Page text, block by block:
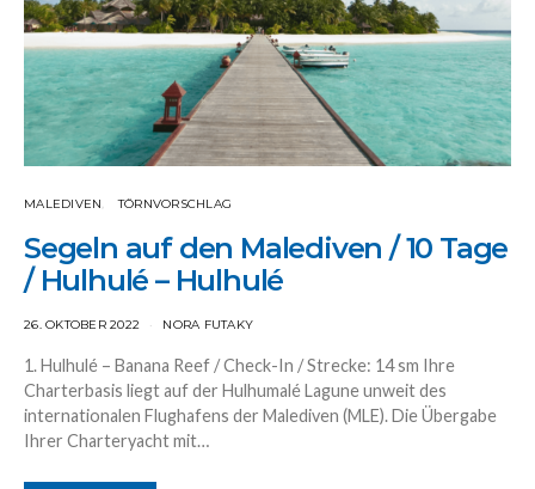
MALEDIVEN TÖRNVORSCHLAG
Segeln auf den Malediven / 10 Tage
/ Hulhulé – Hulhulé
26. OKTOBER 2022 NORA FUTAKY
1. Hulhulé – Banana Reef / Check-In / Strecke: 14 sm Ihre
Charterbasis liegt auf der Hulhumalé Lagune unweit des
internationalen Flughafens der Malediven (MLE). Die Übergabe
Ihrer Charteryacht mit…